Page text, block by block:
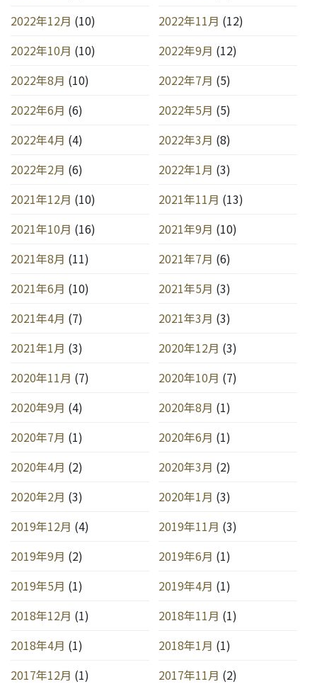
2022年12月 (10) 2022年11月 (12)
2022年10月 (10) 2022年9月 (12)
2022年8月 (10) 2022年7月 (5)
2022年6月 (6) 2022年5月 (5)
2022年4月 (4) 2022年3月 (8)
2022年2月 (6) 2022年1月 (3)
2021年12月 (10) 2021年11月 (13)
2021年10月 (16) 2021年9月 (10)
2021年8月 (11) 2021年7月 (6)
2021年6月 (10) 2021年5月 (3)
2021年4月 (7) 2021年3月 (3)
2021年1月 (3) 2020年12月 (3)
2020年11月 (7) 2020年10月 (7)
2020年9月 (4) 2020年8月 (1)
2020年7月 (1) 2020年6月 (1)
2020年4月 (2) 2020年3月 (2)
2020年2月 (3) 2020年1月 (3)
2019年12月 (4) 2019年11月 (3)
2019年9月 (2) 2019年6月 (1)
2019年5月 (1) 2019年4月 (1)
2018年12月 (1) 2018年11月 (1)
2018年4月 (1) 2018年1月 (1)
2017年12月 (1) 2017年11月 (2)